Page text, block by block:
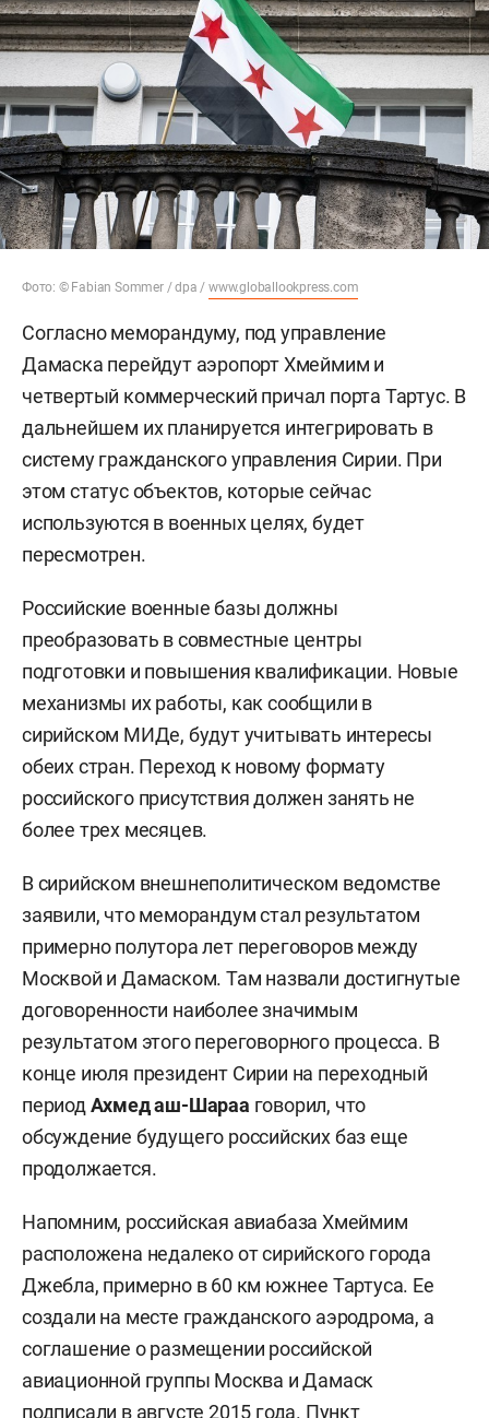
Фото: © Fabian Sommer / dpa /www.globallookpress.com
Согласно меморандуму, под управление
Дамаска перейдут аэропорт Хмеймим и
четвертый коммерческий причал порта Тартус. В
дальнейшем их планируется интегрировать в
систему гражданского управления Сирии. При
этом статус объектов, которые сейчас
используются в военных целях, будет
пересмотрен.
Российские военные базы должны
преобразовать в совместные центры
подготовки и повышения квалификации. Новые
механизмы их работы, как сообщили в
сирийском МИДе, будут учитывать интересы
обеих стран. Переход к новому формату
российского присутствия должен занять не
более трех месяцев.
В сирийском внешнеполитическом ведомстве
заявили, что меморандум стал результатом
примерно полутора лет переговоров между
Москвой и Дамаском. Там назвали достигнутые
договоренности наиболее значимым
результатом этого переговорного процесса. В
конце июля президент Сирии на переходный
периодАхмед аш-Шараа говорил, что
обсуждение будущего российских баз еще
продолжается.
Напомним, российская авиабаза Хмеймим
расположена недалеко от сирийского города
Джебла, примерно в 60 км южнее Тартуса. Ее
создали на месте гражданского аэродрома, а
соглашение о размещении российской
авиационной группы Москва и Дамаск
подписали в августе 2015 года. Пункт